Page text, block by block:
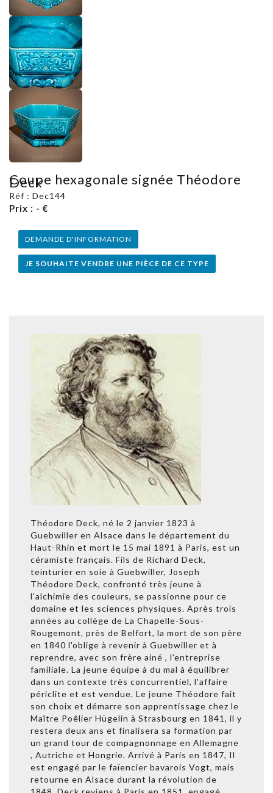
Coupe hexagonale signée Théodore
Deck
Réf : Dec144
Prix : - €
DEMANDE D'INFORMATION
JE SOUHAITE VENDRE UNE PIÈCE DE CE TYPE
Théodore Deck, né le 2 janvier 1823 à
Guebwiller en Alsace dans le département du
Haut-Rhin et mort le 15 mai 1891 à Paris, est un
céramiste français. Fils de Richard Deck,
teinturier en soie à Guebwiller, Joseph
Théodore Deck, confronté très jeune à
l'alchimie des couleurs, se passionne pour ce
domaine et les sciences physiques. Après trois
années au collège de La Chapelle-Sous-
Rougemont, près de Belfort, la mort de son père
en 1840 l'oblige à revenir à Guebwiller et à
reprendre, avec son frère ainé , l'entreprise
familiale. La jeune équipe à du mal à équilibrer
dans un contexte très concurrentiel, l'affaire
périclite et est vendue. Le jeune Théodore fait
son choix et démarre son apprentissage chez le
Maître Poêlier Hügelin à Strasbourg en 1841, il y
restera deux ans et finalisera sa formation par
un grand tour de compagnonnage en Allemagne
, Autriche et Hongrie. Arrivé à Paris en 1847, Il
est engagé par le faïencier bavarois Vogt, mais
retourne en Alsace durant la révolution de